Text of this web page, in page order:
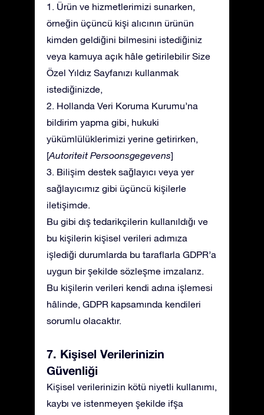
1. Ürün ve hizmetlerimizi sunarken,
örneğin üçüncü kişi alıcının ürünün
kimden geldiğini bilmesini istediğiniz
veya kamuya açık hâle getirilebilir Size
Özel Yıldız Sayfanızı kullanmak
istediğinizde,
2. Hollanda Veri Koruma Kurumu’na
bildirim yapma gibi, hukuki
yükümlülüklerimizi yerine getirirken,
[Autoriteit Persoonsgegevens]
3. Bilişim destek sağlayıcı veya yer
sağlayıcımız gibi üçüncü kişilerle
iletişimde.
Bu gibi dış tedarikçilerin kullanıldığı ve
bu kişilerin kişisel verileri adımıza
işlediği durumlarda bu taraflarla GDPR’a
uygun bir şekilde sözleşme imzalarız.
Bu kişilerin verileri kendi adına işlemesi
hâlinde, GDPR kapsamında kendileri
sorumlu olacaktır.
7. Kişisel Verilerinizin
Güvenliği
Kişisel verilerinizin kötü niyetli kullanımı,
kaybı ve istenmeyen şekilde ifşa